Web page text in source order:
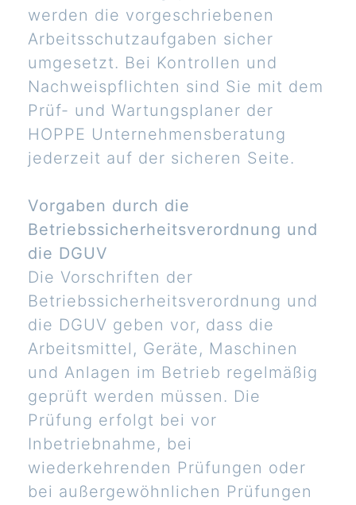
werden die vorgeschriebenen
Arbeitsschutzaufgaben sicher
umgesetzt. Bei Kontrollen und
Nachweispflichten sind Sie mit dem
Prüf- und Wartungsplaner der
HOPPE Unternehmensberatung
jederzeit auf der sicheren Seite.
Vorgaben durch die
Betriebssicherheitsverordnung und
die DGUV
Die Vorschriften der
Betriebssicherheitsverordnung und
die DGUV geben vor, dass die
Arbeitsmittel, Geräte, Maschinen
und Anlagen im Betrieb regelmäßig
geprüft werden müssen. Die
Prüfung erfolgt bei vor
Inbetriebnahme, bei
wiederkehrenden Prüfungen oder
bei außergewöhnlichen Prüfungen